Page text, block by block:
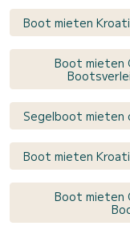
Boot mieten
Boot mieten
Segelboot mieten
Boot mieten
Boot mieten